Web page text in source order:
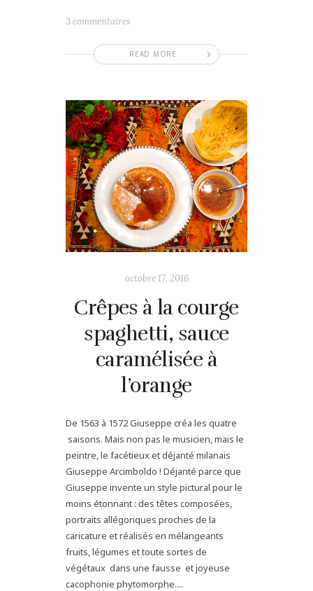
READ MORE
3 commentaires
octobre 17, 2016
Crêpes à la courge
spaghetti, sauce
caramélisée à
l’orange
De 1563 à 1572 Giuseppe créa les quatre
saisons. Mais non pas le musicien, mais le
peintre, le facétieux et déjanté milanais
Giuseppe Arcimboldo ! Déjanté parce que
Giuseppe invente un style pictural pour le
moins étonnant : des têtes composées,
portraits allégoriques proches de la
caricature et réalisés en mélangeants
fruits, légumes et toute sortes de
végétaux dans une fausse et joyeuse
cacophonie phytomorphe....